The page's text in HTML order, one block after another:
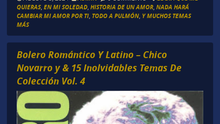
QUIERAS, EN MI SOLEDAD, HISTORIA DE UN AMOR, NADA HARÁ
CAMBIAR MI AMOR POR TI, TODO A PULMÓN, Y MUCHOS TEMAS
MÁS
Bolero Romántico Y Latino – Chico
Novarro y & 15 Inolvidables Temas De
Colección Vol. 4